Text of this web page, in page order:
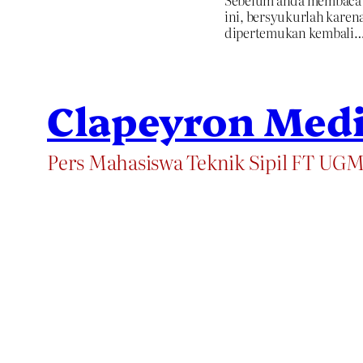
ini, bersyukurlah
dipertemukan
Clapeyron
Pers Mahasiswa Teknik Sipil FT UGM